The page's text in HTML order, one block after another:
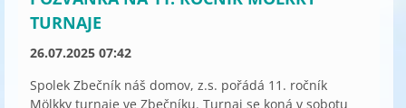
TURNAJE
26.07.2025 07:42
Spolek Zbečník náš domov, z.s. pořádá 11. ročník
Mölkky turnaje ve Zbečníku. Turnaj se koná v sobotu